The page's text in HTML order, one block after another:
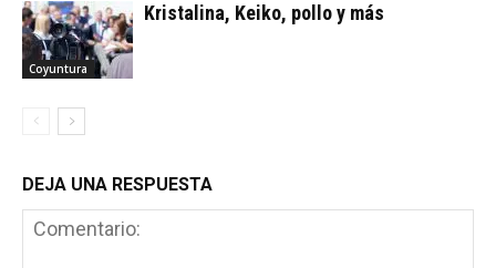
Coyuntura
Kristalina, Keiko, pollo y más
DEJA UNA RESPUESTA